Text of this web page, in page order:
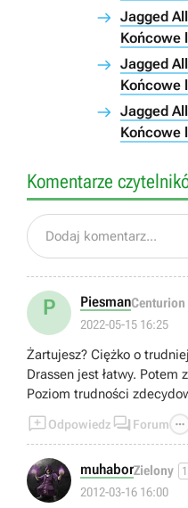
Jagged
Końcowe
Jagged
Końcowe
Jagged
Końcowe
Komentarze
Dodaj komentarz...
P PiesmanCenturion
2022-05-15 16:25
Żartujesz? Ciężko o
Drassen jest łatwy. Potem
Poziom trudności
Odpowiedz  Forum 
muhaborZielony
2012-03-16 16:00